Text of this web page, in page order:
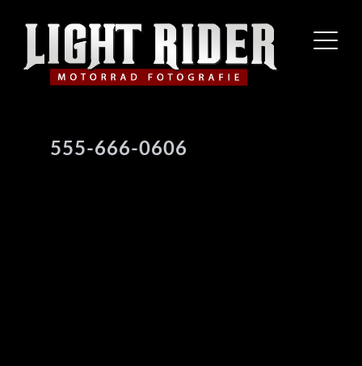
555-666-0606